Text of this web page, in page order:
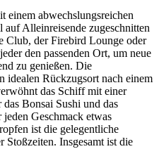
einem abwechslungsreichen
auf Alleinreisende zugeschnitten
Club, der Firebird Lounge oder
den passenden Ort, um neue
zu genießen. Die
idealen Rückzugsort nach einem
das Schiff mit einer
Bonsai Sushi und das
Geschmack etwas
ist die gelegentliche
Stoßzeiten. Insgesamt ist die